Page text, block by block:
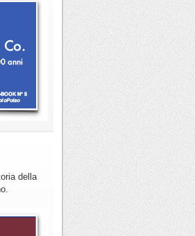
della